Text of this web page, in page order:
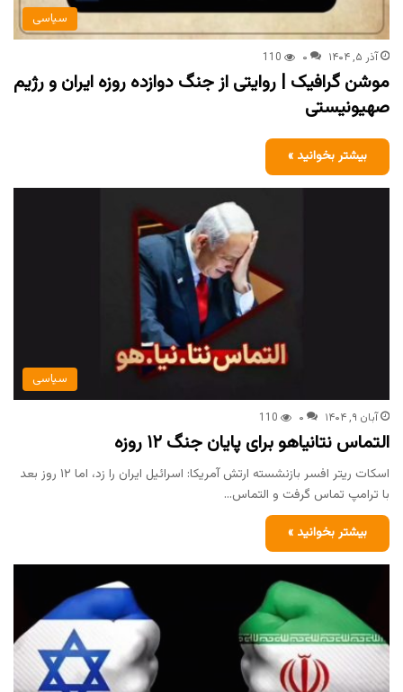
سیاسی
آذر ۵, ۱۴۰۴ ۰ 110
موشن گرافیک | روایتی از جنگ دوازده روزه ایران و رژیم
صهیونیستی
بیشتر بخوانید »
سیاسی
آبان ۹, ۱۴۰۴ ۰ 110
التماس نتانیاهو برای پایان جنگ ۱۲ روزه
اسکات ریتر افسر بازنشسته ارتش آمریکا: اسرائیل ایران را زد، اما ۱۲ روز بعد
با ترامپ تماس گرفت و التماس…
بیشتر بخوانید »